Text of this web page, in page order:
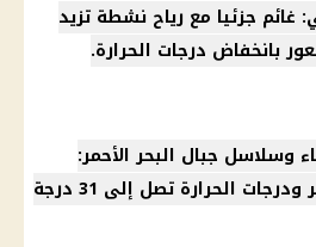
غائم جزئيا مع رياح نشطة تزيد
بانخفاض درجات الحرارة.
وسلاسل جبال البحر الأحمر:
مشمس ومستقر ودرجات الحرارة تصل إلى 31 درجة